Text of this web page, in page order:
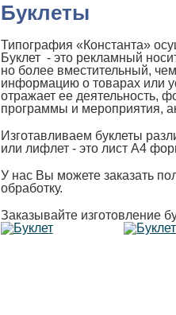
Буклеты
Типография «Константа»
Буклет - это рекламный
но более вместительный,
информацию о товарах или
отражает ее деятельность,
программы и мероприятия,
Изготавливаем буклеты
или лифлет - это лист А4
У нас Вы можете заказать
обработку.
Заказывайте изготовление